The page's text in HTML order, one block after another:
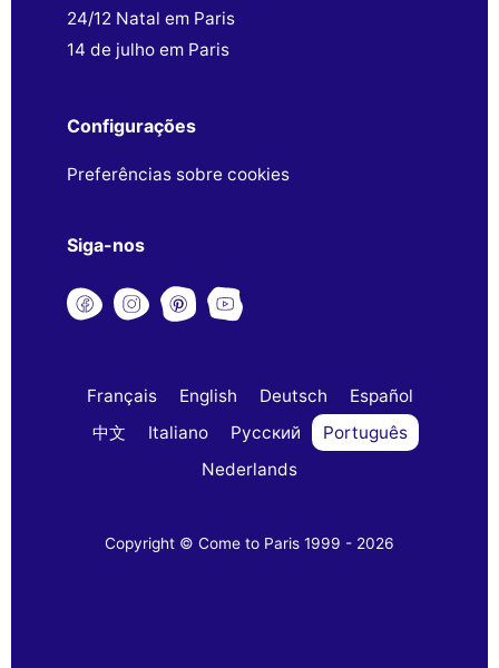
24/12 Natal em Paris
14 de julho em Paris
Configurações
Preferências sobre cookies
Siga-nos
Français English Deutsch
Español
中文
Italiano Русский
Português
Nederlands
Copyright © Come to Paris 1999 - 2026